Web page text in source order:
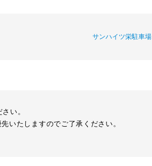
サンハイツ栄駐車場
い。
いたしますのでご了承ください。